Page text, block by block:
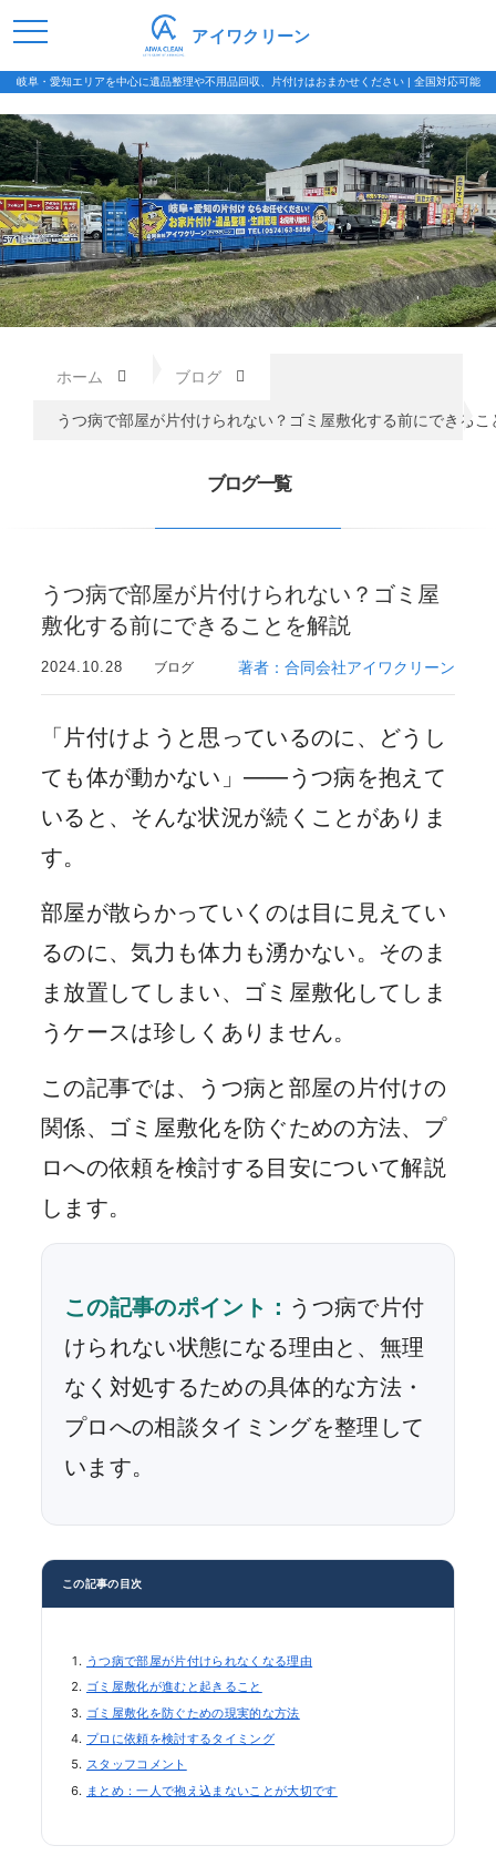
岐阜・愛知エリアを中心に遺品整理や不用品回収、片付けはおまかせください | 全国対応可能
アイワクリーン
ホーム ブログ
うつ病で部屋が片付けられない？ゴミ屋敷化する前にできるこ
ブログ一覧
うつ病で部屋が片付けられない？ゴミ屋
敷化する前にできることを解説
2024.10.28 ブログ 著者：合同会社アイワクリーン
「片付けようと思っているのに、どうし
ても体が動かない」——うつ病を抱えて
いると、そんな状況が続くことがありま
す。
部屋が散らかっていくのは目に見えてい
るのに、気力も体力も湧かない。そのま
ま放置してしまい、ゴミ屋敷化してしま
うケースは珍しくありません。
この記事では、うつ病と部屋の片付けの
関係、ゴミ屋敷化を防ぐための方法、プ
ロへの依頼を検討する目安について解説
します。
この記事のポイント： うつ病で片付
けられない状態になる理由と、無理
なく対処するための具体的な方法・
プロへの相談タイミングを整理して
います。
この記事の目次
うつ病で部屋が片付けられなくなる理由
ゴミ屋敷化が進むと起きること
ゴミ屋敷化を防ぐための現実的な方法
プロに依頼を検討するタイミング
スタッフコメント
まとめ：一人で抱え込まないことが大切です